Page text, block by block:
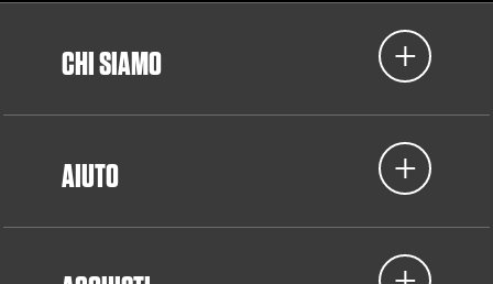
CHI SIAMO
AIUTO